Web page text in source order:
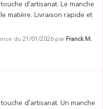
d'artisanat. Le manche
matière. Livraison rapide et
du 21/01/2026 par Franck M.
d'artisanat. Un manche